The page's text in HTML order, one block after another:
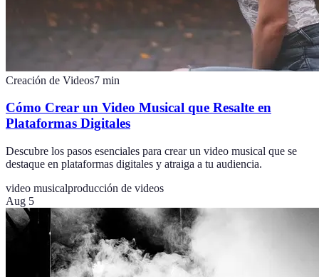
Creación de Videos7 min
Cómo Crear un Video Musical que Resalte en
Plataformas Digitales
Descubre los pasos esenciales para crear un video musical que se
destaque en plataformas digitales y atraiga a tu audiencia.
video musicalproducción de videos
Aug 5